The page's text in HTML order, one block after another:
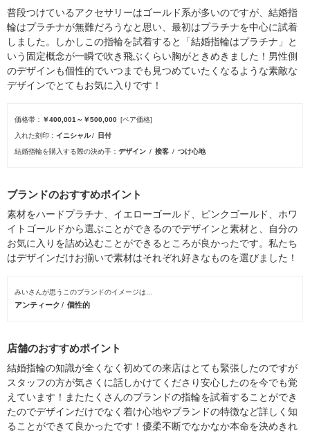
普段つけているアクセサリーはゴールド系が多いのですが、結婚指
輪はプラチナが無難だろうなと思い、最初はプラチナを中心に試着
しました。しかしこの指輪を試着すると「結婚指輪はプラチナ」と
いう固定概念が一瞬で吹き飛ぶくらい胸がときめきました！男性側
のデザインも個性的でいつまでも見つめていたくなるような素敵な
デザインでとてもお気に入りです！
価格帯 ￥400,001～￥500,000 [ペア価格]
入れた刻印 イニシャル 日付
結婚指輪を購入する際の決め手 デザイン 接客 つけ心地
ブランドのおすすめポイント
素材をハードプラチナ、イエローゴールド、ピンクゴールド、ホワ
イトゴールドから選ぶことができるのでデザインと素材と、自分の
お気に入りを詰め込むことができるところが良かったです。私たち
はデザインだけお揃いで素材はそれぞれ好きなものを選びました！
みいさんが思うこのブランドのイメージは…
アンティーク 個性的
店舗のおすすめポイント
結婚指輪の知識が全くなく初めての来店はとても緊張したのですが
スタッフの方が気さくに話しかけてくださり安心したのを今でも覚
えています！またたくさんのブランドの指輪を試着することができ
たのでデザインだけでなく着け心地やブランドの特徴など詳しく知
ることができて良かったです！優柔不断でなかなか本命を決めきれ